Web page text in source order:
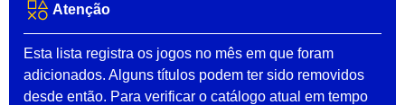
Atenção
Esta lista registra os jogos no mês em que foram
adicionados. Alguns títulos podem ter sido removidos
desde então. Para verificar o catálogo atual em tempo